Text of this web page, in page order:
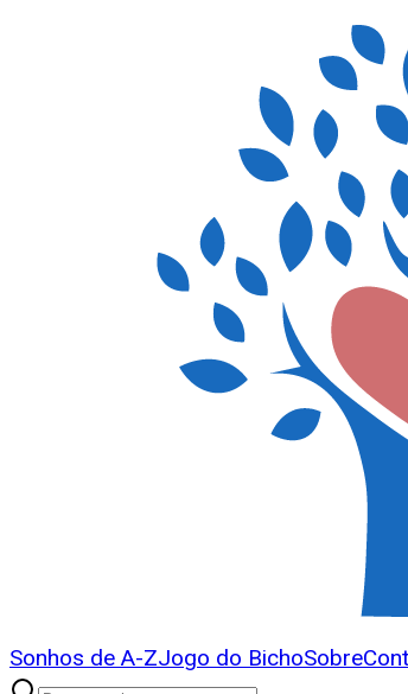
Sonhos de A-ZJogo do BichoSobre